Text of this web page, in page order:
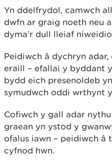
Yn ddelfrydol, camwch
dwfn ar graig noeth neu
dyma’r dull lleiaf
Peidiwch â dychryn
eraill – efallai y byddant
bydd eich presenoldeb
symudwch oddi wrthynt
Cofiwch y gall adar
graean yn ystod y
ofalus iawn – peidiwch â
cyfnod hwn.